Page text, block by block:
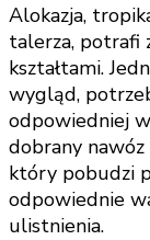
Alokazja,
talerza, potrafi
kształtami.
wygląd,
odpowiedniej
dobrany
który pobudzi
odpowiednie
ulistnienia.